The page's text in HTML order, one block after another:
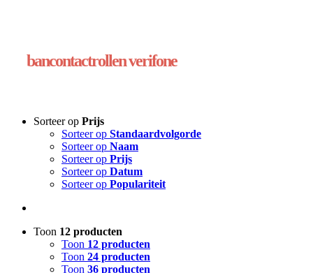
bancontactrollen verifone
Sorteer op Prijs
Sorteer op Standaardvolgorde
Sorteer op Naam
Sorteer op Prijs
Sorteer op Datum
Sorteer op Populariteit
Toon 12 producten
Toon 12 producten
Toon 24 producten
Toon 36 producten